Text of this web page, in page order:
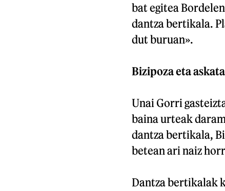
bat egitea
dantza bertikala.
dut buruan».
Bizipoza eta
Unai Gorri
baina urteak
dantza bertikala,
betean ari naiz
Dantza bertikalak